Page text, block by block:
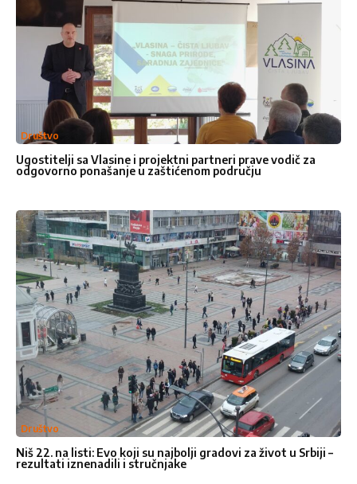
Broje telefona
Naslov
Ocenite nas
1
Star
2
Stars
3
Stars
4
Stars
5
Stars
Pošalji poruku
Društvo
Ugostitelji sa Vlasine i projektni partneri prave vodič za
odgovorno ponašanje u zaštićenom području
Društvo
Niš 22. na listi: Evo koji su najbolji gradovi za život u Srbiji –
rezultati iznenadili i stručnjake